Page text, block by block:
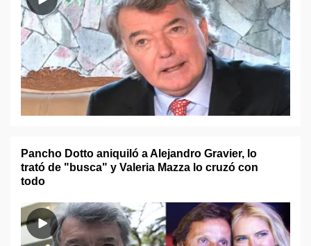
Pancho Dotto aniquiló a Alejandro Gravier, lo
trató de "busca" y Valeria Mazza lo cruzó con
todo